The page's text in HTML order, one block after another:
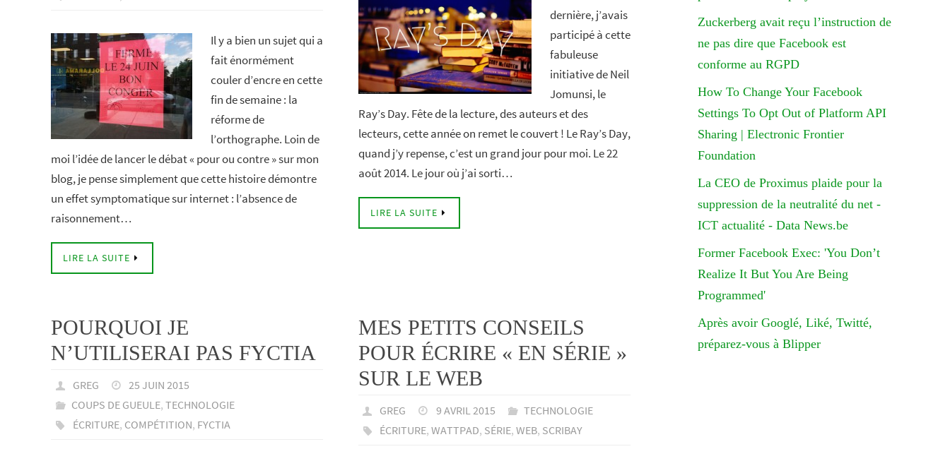
Il y a bien un sujet qui a
fait énormément
couler d’encre en cette
fin de semaine : la
réforme de
l’orthographe. Loin de
moi l’idée de lancer le débat « pour ou contre » sur mon
blog, je pense simplement que cette histoire démontre
un effet symptomatique sur internet : l’absence de
raisonnement…
LIRE LA SUITE
dernière, j’avais
participé à cette
fabuleuse
initiative de Neil
Jomunsi, le
Ray’s Day. Fête de la lecture, des auteurs et des
lecteurs, cette année on remet le couvert ! Le Ray’s Day,
quand j’y repense, c’est un grand jour pour moi. Le 22
août 2014. Le jour où j’ai sorti…
LIRE LA SUITE
POURQUOI JE
N’UTILISERAI PAS FYCTIA
GREG
25 JUIN 2015
COUPS DE GUEULE, TECHNOLOGIE
ÉCRITURE, COMPÉTITION, FYCTIA
MES PETITS CONSEILS
POUR ÉCRIRE « EN SÉRIE »
SUR LE WEB
GREG 9 AVRIL 2015
TECHNOLOGIE
ÉCRITURE,WATTPAD, SÉRIE,WEB, SCRIBAY
Zuckerberg avait reçu l’instruction de
ne pas dire que Facebook est
conforme au RGPD
How To Change Your Facebook
Settings To Opt Out of Platform API
Sharing | Electronic Frontier
Foundation
La CEO de Proximus plaide pour la
suppression de la neutralité du net -
ICT actualité - Data News.be
Former Facebook Exec: 'You Don’t
Realize It But You Are Being
Programmed'
Après avoir Googlé, Liké, Twitté,
préparez-vous à Blipper